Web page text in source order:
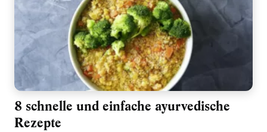
8 schnelle und einfache ayurvedische
Rezepte